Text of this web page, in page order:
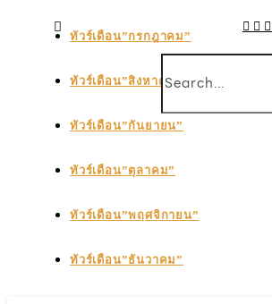
ทัวร์เดือน”กรกฎาคม”
ทัวร์เดือน”สิงหาคม”
ทัวร์เดือน”กันยายน”
ทัวร์เดือน”ตุลาคม”
ทัวร์เดือน”พฤศจิกายน”
ทัวร์เดือน”ธันวาคม”